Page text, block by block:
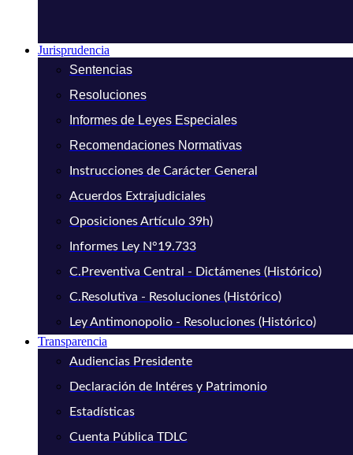
Jurisprudencia
Sentencias
Resoluciones
Informes de Leyes Especiales
Recomendaciones Normativas
Instrucciones de Carácter General
Acuerdos Extrajudiciales
Oposiciones Artículo 39h)
Informes Ley N°19.733
C.Preventiva Central - Dictámenes (Histórico)
C.Resolutiva - Resoluciones (Histórico)
Ley Antimonopolio - Resoluciones (Histórico)
Transparencia
Audiencias Presidente
Declaración de Intéres y Patrimonio
Estadísticas
Cuenta Pública TDLC